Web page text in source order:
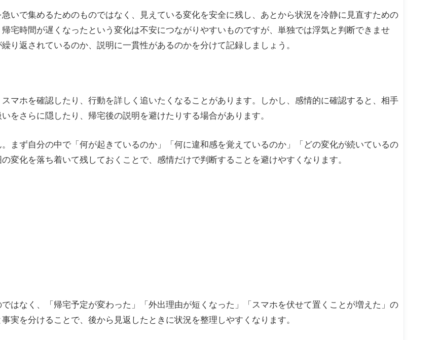
いで集めるためのものではなく、見えている変化を安全に残し、あとから状況を冷静に見直すための
宅時間が遅くなったという変化は不安につながりやすいものですが、単独では浮気と判断できませ
り返されているのか、説明に一貫性があるのかを分けて記録しましょう。
マホを確認したり、行動を詳しく追いたくなることがあります。しかし、感情的に確認すると、相手
をさらに隠したり、帰宅後の説明を避けたりする場合があります。
まず自分の中で「何が起きているのか」「何に違和感を覚えているのか」「どの変化が続いているの
変化を落ち着いて残しておくことで、感情だけで判断することを避けやすくなります。
はなく、「帰宅予定が変わった」「外出理由が短くなった」「スマホを伏せて置くことが増えた」の
実を分けることで、後から見返したときに状況を整理しやすくなります。